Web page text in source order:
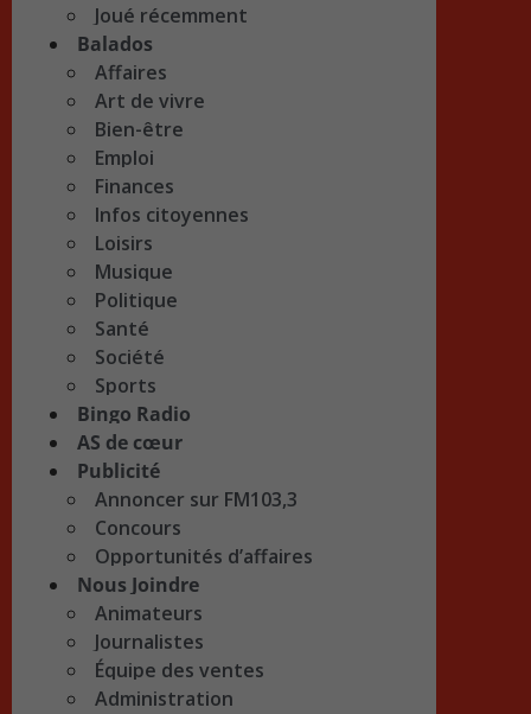
Joué récemment
Balados
Affaires
Art de vivre
Bien-être
Emploi
Finances
Infos citoyennes
Loisirs
Musique
Politique
Santé
Société
Sports
Bingo Radio
AS de cœur
Publicité
Annoncer sur FM103,3
Concours
Opportunités d’affaires
Nous Joindre
Animateurs
Journalistes
Équipe des ventes
Administration